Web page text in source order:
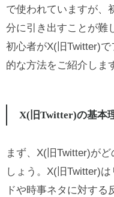
で使われていますが、
分に引き出すことが難
初心者がX(旧Twitter)
的な方法をご紹介しま
X(旧Twitter)の基本
まず、X(旧Twitter)が
しょう。X(旧Twitter)
ドや時事ネタに対す